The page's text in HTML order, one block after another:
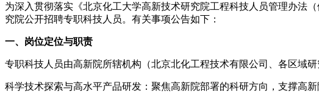
为深入贯彻落实《北京化工大学高新技术研究院工程科技人员管理办法
究院公开招聘专职科技人员。有关事项公告如下：
一、岗位定位与职责
专职科技人员由高新院所辖机构（北京北化工程技术有限公司、各区域
科学技术探索与高水平产品研发：聚焦高新院部署的科研方向，支撑高